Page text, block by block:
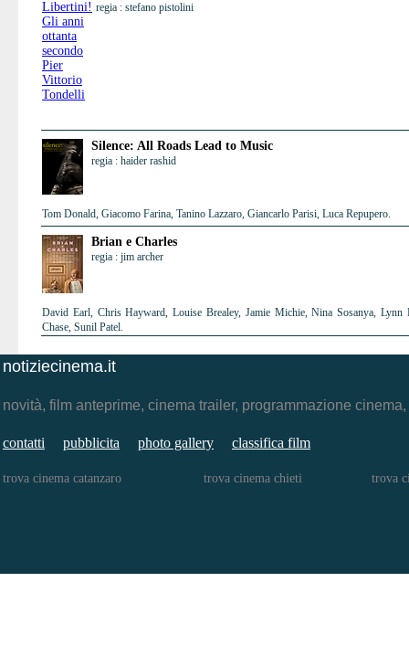
regia : stefano pistolini
Silence: All Roads Lead to Music
regia : haider rashid
Tom Donald, Giacomo Farina, Tanino Lazzaro, Giancarlo Parisi, Luca Repupero.
Brian e Charles
regia : jim archer
David Earl, Chris Hayward, Louise Brealey, Jamie Michie, Nina Sosanya,
Chase, Sunil Patel.
notiziecinema.it
novità, film anteprime, cinema trailer, programmazione
contatti pubblicita photo gallery classifica film
trova cinema catanzaro trova cinema chieti trova